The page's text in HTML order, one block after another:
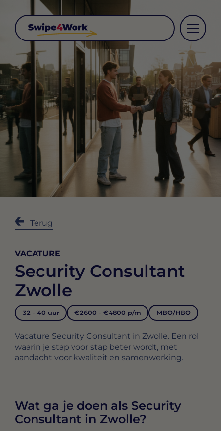
Terug
VACATURE
Security Consultant
Zwolle
32 - 40 uur €2600 - €4800 p/m MBO/HBO
Vacature Security Consultant in Zwolle. Een rol
waarin je stap voor stap beter wordt, met
aandacht voor kwaliteit en samenwerking.
Wat ga je doen als Security
Consultant in Zwolle?